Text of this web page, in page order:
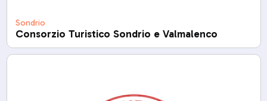
Sondrio
Consorzio Turistico Sondrio e Valmalenco